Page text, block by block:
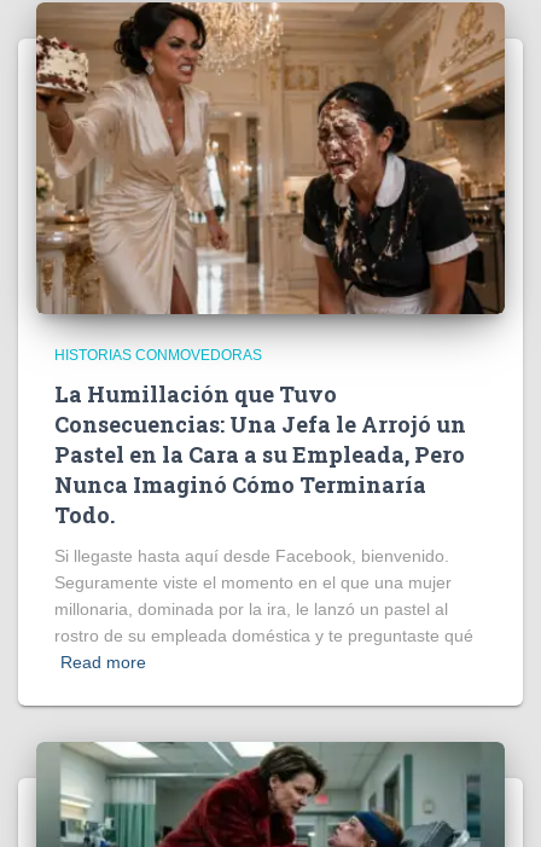
HISTORIAS CONMOVEDORAS
La Humillación que Tuvo
Consecuencias: Una Jefa le Arrojó un
Pastel en la Cara a su Empleada, Pero
Nunca Imaginó Cómo Terminaría
Todo.
Si llegaste hasta aquí desde Facebook, bienvenido.
Seguramente viste el momento en el que una mujer
millonaria, dominada por la ira, le lanzó un pastel al
rostro de su empleada doméstica y te preguntaste qué
Read more